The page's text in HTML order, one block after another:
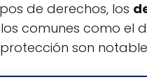
de derechos, los
comunes como el
son